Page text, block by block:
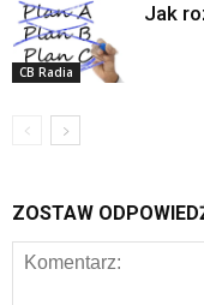
CB Radia
Jak
ZOSTAW